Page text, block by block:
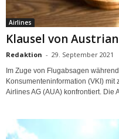
Airlines
Klausel von
Redaktion - 29. September 2021
Im Zuge von Flugabsagen
Konsumenteninformation (VKI)
Airlines AG (AUA) konfrontiert. Die